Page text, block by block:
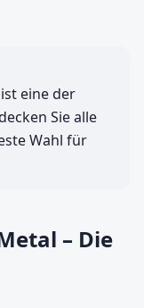
eine der
Sie alle
Wahl für
– Die